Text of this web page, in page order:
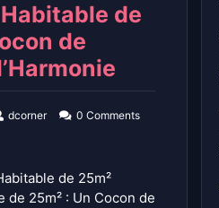
de
de
dcorner
0 Comments
de 25m²
de 25m² : Un Cocon de